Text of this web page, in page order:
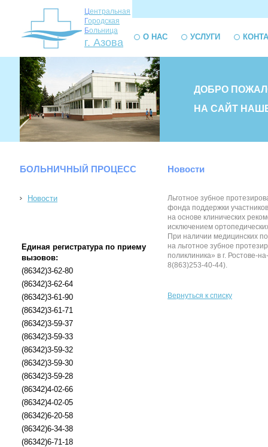
Центральная
Городская
Больница
г. Азова О НАС УСЛУГИ
ДОБРО
НА САЙТ
БОЛЬНИЧНЫЙ ПРОЦЕСС
Новости
Единая регистратура по приему
вызовов:
(86342)3-62-80
(86342)3-62-64
(86342)3-61-90
(86342)3-61-71
(86342)3-59-37
(86342)3-59-33
(86342)3-59-32
(86342)3-59-30
(86342)3-59-28
(86342)4-02-66
(86342)4-02-05
(86342)6-20-58
(86342)6-34-38
(86342)6-71-18
Новости
Льготное зубное
фонда поддержки
на основе клинических
исключением
При наличии медицинских
на льготное зубное
поликлиника» в г. Ростове-
8(863)253-40-44).
Вернуться к списку